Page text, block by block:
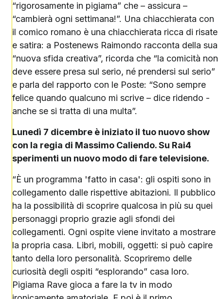
“rigorosamente in pigiama” che – assicura –
“cambierà ogni settimana!”. Una chiacchierata con
il comico romano è una chiacchierata ricca di risate
e satira: a Postenews Raimondo racconta della sua
“nuova sfida creativa”, ricorda che “la comicità non
deve essere presa sul serio, né prendersi sul serio”
e parla del rapporto con le Poste: “Sono sempre
felice quando qualcuno mi scrive – dice ridendo -
anche se si tratta di una multa”.
Lunedì 7 dicembre è iniziato il tuo nuovo show
con la regia di Massimo Caliendo. Su Rai4
sperimenti un nuovo modo di fare televisione.
“È un programma 'fatto in casa': gli ospiti sono in
collegamento dalle rispettive abitazioni. Il pubblico
ha la possibilità di scoprire qualcosa in più su quei
personaggi proprio grazie agli sfondi dei
collegamenti. Ogni ospite viene invitato a mostrare
la propria casa. Libri, mobili, oggetti: si può capire
tanto della loro personalità. Scopriremo delle
curiosità degli ospiti “esplorando” casa loro.
Pigiama Rave gioca a fare la tv in modo